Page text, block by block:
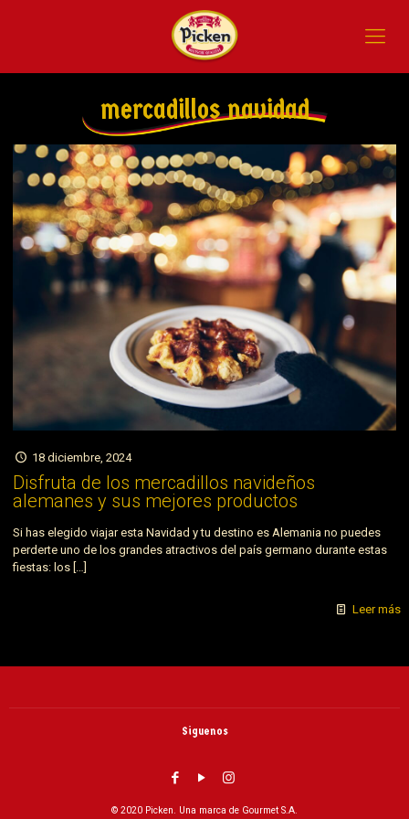
mercadillos navidad
18 diciembre, 2024
Disfruta de los mercadillos navideños
alemanes y sus mejores productos
Si has elegido viajar esta Navidad y tu destino es Alemania no puedes
perderte uno de los grandes atractivos del país germano durante estas
fiestas: los […]
Leer más
Siguenos
© 2020 Picken. Una marca de Gourmet S.A.